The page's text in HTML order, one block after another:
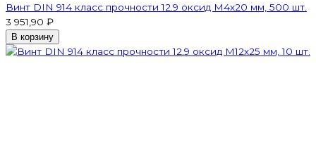
Винт DIN 914 класс прочности 12.9 оксид M4х20 мм, 500 шт.
3 951,90 ₽
В корзину